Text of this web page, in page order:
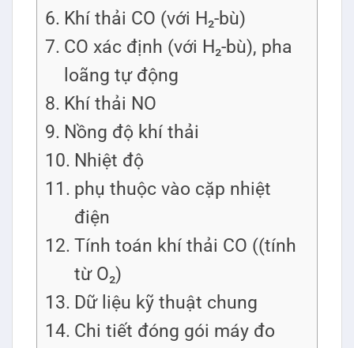
Khí thải CO (với H₂-bù)
CO xác định (với H₂-bù), pha
loãng tự động
Khí thải NO
Nồng độ khí thải
Nhiệt độ
phụ thuộc vào cặp nhiệt
điện
Tính toán khí thải CO ((tính
từ O₂)
Dữ liệu kỹ thuật chung
Chi tiết đóng gói máy đo